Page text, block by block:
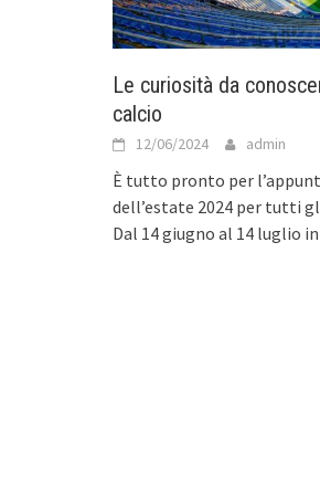
Le curiosità da
calcio
12/06/2024 admin
È tutto pronto per
dell’estate 2024 per tutti
Dal 14 giugno al 14 luglio